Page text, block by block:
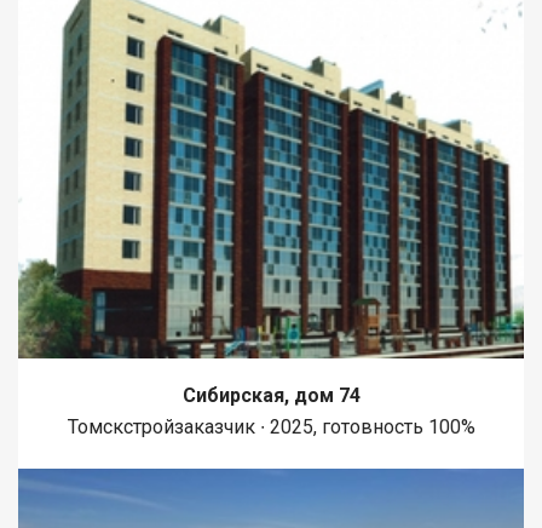
Сибирская, дом 74
Томскстройзаказчик ∙ 2025, готовность 100%